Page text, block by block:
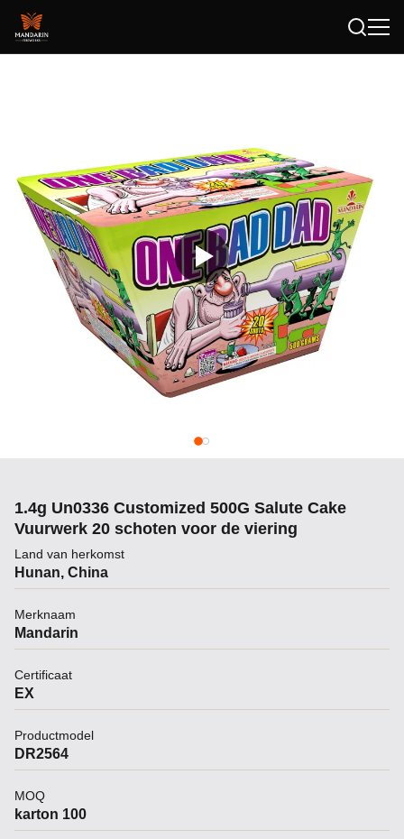
1.4g Un0336 Customized 500G Salute Cake
Vuurwerk 20 schoten voor de viering
Land van herkomst
Hunan, China
Merknaam
Mandarin
Certificaat
EX
Productmodel
DR2564
MOQ
karton 100